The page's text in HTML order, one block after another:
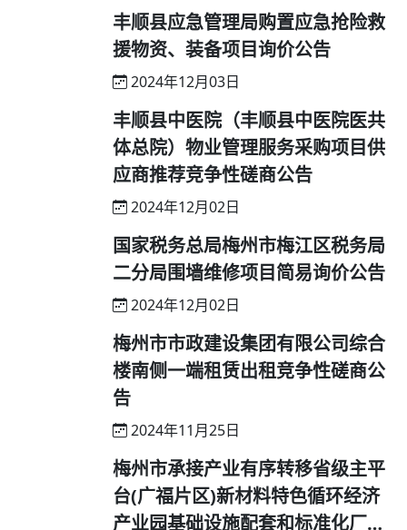
丰顺县应急管理局购置应急抢险救
援物资、装备项目询价公告
2024年12月03日
丰顺县中医院（丰顺县中医院医共
体总院）物业管理服务采购项目供
应商推荐竞争性磋商公告
2024年12月02日
国家税务总局梅州市梅江区税务局
二分局围墙维修项目简易询价公告
2024年12月02日
梅州市市政建设集团有限公司综合
楼南侧一端租赁出租竞争性磋商公
告
2024年11月25日
梅州市承接产业有序转移省级主平
台(广福片区)新材料特色循环经济
产业园基础设施配套和标准化厂房